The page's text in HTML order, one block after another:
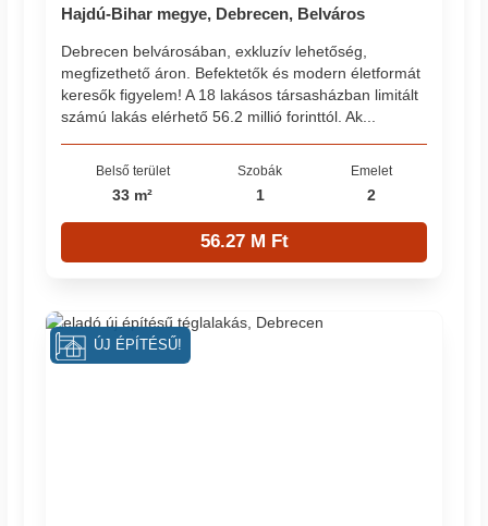
Hajdú-Bihar megye, Debrecen, Belváros
Debrecen belvárosában, exkluzív lehetőség,
megfizethető áron. Befektetők és modern életformát
keresők figyelem! A 18 lakásos társasházban limitált
számú lakás elérhető 56.2 millió forinttól. Ak...
Belső terület
33 m²
Szobák
1
Emelet
2
56.27 M Ft
ÚJ ÉPÍTÉSŰ!